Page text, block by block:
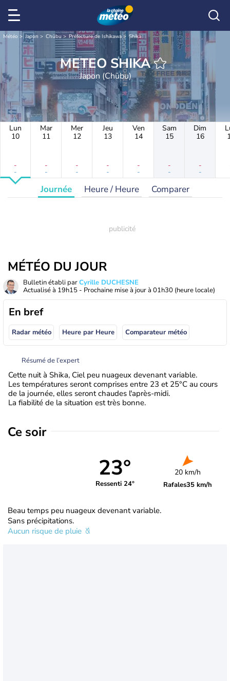
Météo Japon Chūbu Préfecture de Ishikawa Shika
METEO SHIKA
Japon (Chūbu)
Lun
10
-
-
Mar
11
-
-
Mer
12
-
-
Jeu
13
-
-
Ven
14
-
-
Sam
15
-
-
Dim
16
-
-
Journée Heure / Heure Comparer
MÉTÉO DU JOUR
Bulletin établi parCyrille DUCHESNE
Actualisé à 19h15 - Prochaine mise à jour à 01h30 (heure locale)
En bref
Radar météo Heure par Heure Comparateur météo
Résumé de l’expert
Cette nuit à Shika, Ciel peu nuageux devenant variable.
Les températures seront comprises entre 23 et 25°C au cours
de la journée, elles seront chaudes l'après-midi.
La fiabilité de la situation est très bonne.
Ce soir
23°
Ressenti 24°
20 km/h
Rafales35 km/h
Beau temps peu nuageux devenant variable.
Sans précipitations.
Aucun risque de pluie